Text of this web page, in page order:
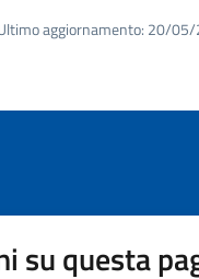
aggiornamento: 20/05/
su questa